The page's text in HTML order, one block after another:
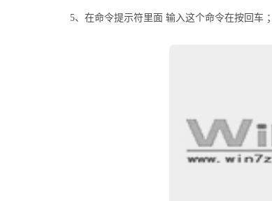
5、在命令提示符里面 输入这个命令在按回车 ；